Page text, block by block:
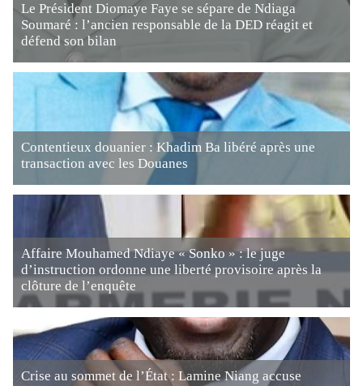
Le Président Diomaye Faye se sépare de Ndiaga
Soumaré : l’ancien responsable de la DED réagit et
défend son bilan
Contentieux douanier : Khadim Ba libéré après une
transaction avec les Douanes
Affaire Mouhamed Ndiaye « Sonko » : le juge
d’instruction ordonne une liberté provisoire après la
clôture de l’enquête
Crise au sommet de l’État : Lamine Niang accuse